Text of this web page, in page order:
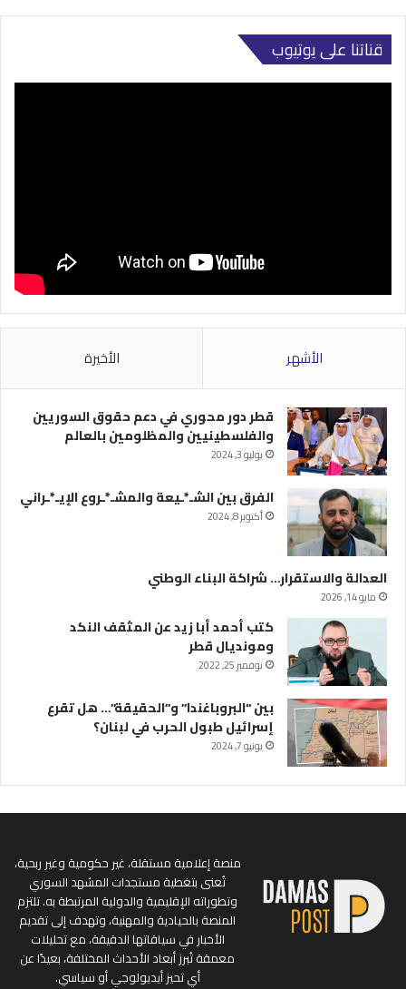
قناتنا على يوتيوب
الأشهر الأخيرة
قطر دور محوري في دعم حقوق السوريين
والفلسطينيين والمظلومين بالعالم
يوليو 3, 2024
الفرق بين الشـ*ـيعة والمشـ*ـروع الإيـ*ـراني
أكتوبر 8, 2024
العدالة والاستقرار… شراكة البناء الوطني
مايو 14, 2026
كتب أحمد أبا زيد عن المثقف النكد
ومونديال قطر
نوفمبر 25, 2022
بين “البروباغندا” و”الحقيقة”… هل تقرع
إسرائيل طبول الحرب في لبنان؟
يونيو 7, 2024
منصة إعلامية مستقلة، غير حكومية وغير ربحية،
تُعنى بتغطية مستجدات المشهد السوري
وتطوراته الإقليمية والدولية المرتبطة به. تلتزم
المنصة بالحيادية والمهنية، وتهدف إلى تقديم
الأخبار في سياقاتها الدقيقة، مع تحليلات
معمقة تُبرز أبعاد الأحداث المختلفة، بعيدًا عن
أي تحيز أيديولوجي أو سياسي.